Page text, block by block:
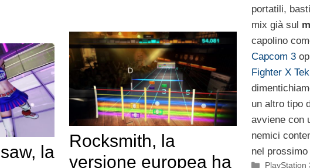
portatili,
mix già sul
capolino
Capcom 3
Fighter X
un altro tipo
avviene con
nemici
nel prossimo
Categorie
PlayStation
Rocksmith, la
versione europea ha
la